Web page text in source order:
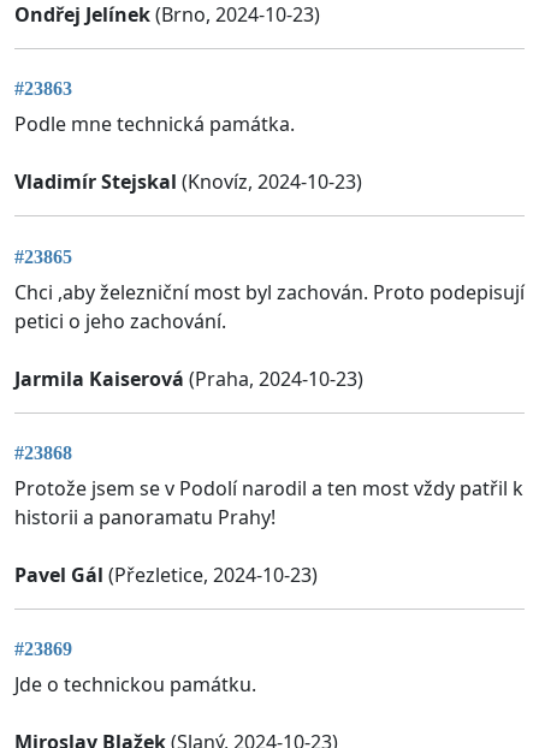
Ondřej Jelínek(Brno, 2024-10-23)
#23863
Podle mne technická památka.
Vladimír Stejskal (Knovíz, 2024-10-23)
#23865
Chci ,aby železniční most byl zachován. Proto podepisují
petici o jeho zachování.
Jarmila Kaiserová (Praha, 2024-10-23)
#23868
Protože jsem se v Podolí narodil a ten most vždy patřil k
historii a panoramatu Prahy!
Pavel Gál (Přezletice, 2024-10-23)
#23869
Jde o technickou památku.
Miroslav Blažek(Slaný, 2024-10-23)